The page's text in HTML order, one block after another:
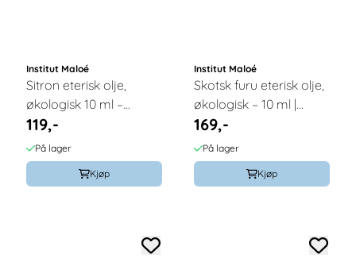
Institut Maloé
Sitron eterisk olje,
økologisk 10 ml –
Institut Maloé
119,-
På lager
Kjøp
Institut Maloé
Skotsk furu eterisk olje,
økologisk – 10 ml |
Institut Maloe
169,-
På lager
Kjøp